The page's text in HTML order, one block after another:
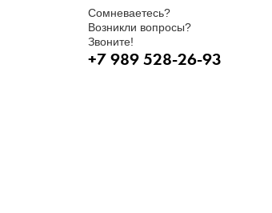
Сомневаетесь?
Возникли вопросы?
Звоните!
+7 989 528-26-93